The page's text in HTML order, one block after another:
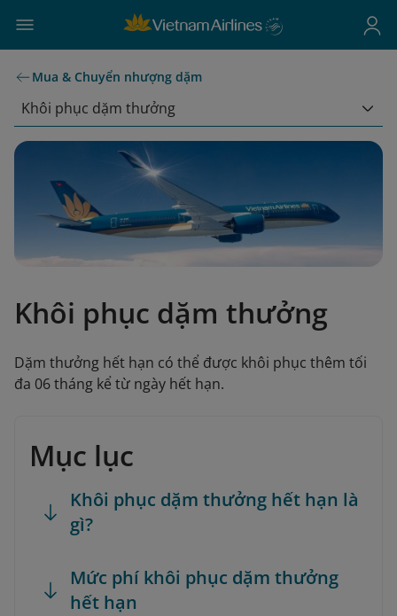
Mua & Chuyển nhượng dặm
Khôi phục dặm thưởng
Khôi phục dặm thưởng
Dặm thưởng hết hạn có thể được khôi phục thêm tối
đa 06 tháng kể từ ngày hết hạn.
Mục lục
Khôi phục dặm thưởng hết hạn là
gì?
Mức phí khôi phục dặm thưởng
hết hạn